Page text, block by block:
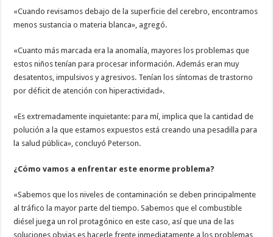
«Cuando revisamos debajo de la superficie del cerebro, encontramos
menos sustancia o materia blanca», agregó.
«Cuanto más marcada era la anomalía, mayores los problemas que
estos niños tenían para procesar información. Además eran muy
desatentos, impulsivos y agresivos. Tenían los síntomas de trastorno
por déficit de atención con hiperactividad».
«Es extremadamente inquietante: para mí, implica que la cantidad de
polución a la que estamos expuestos está creando una pesadilla para
la salud pública», concluyó Peterson.
¿Cómo vamos a enfrentar este enorme problema?
«Sabemos que los niveles de contaminación se deben principalmente
al tráfico la mayor parte del tiempo. Sabemos que el combustible
diésel juega un rol protagónico en este caso, así que una de las
soluciones obvias es hacerle frente inmediatamente a los problemas